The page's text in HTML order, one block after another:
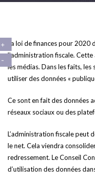
La loi de finances pour
l’administration fiscale. Cette
les médias. Dans les faits,
utiliser des données «
Ce sont en fait des données
réseaux sociaux ou des
L’administration fiscale peut
le net. Cela viendra
redressement. Le Conseil
d’utilisation des données